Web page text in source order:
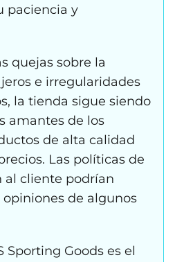
paciencia y
quejas sobre la
e irregularidades
la tienda sigue siendo
amantes de los
de alta calidad
Las políticas de
al cliente podrían
de algunos
Sporting Goods es el